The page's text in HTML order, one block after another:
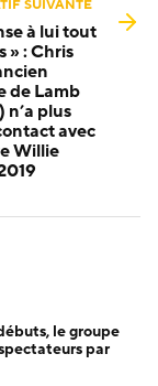
SUIVANTE
à lui tout
» : Chris
de Lamb
n’a plus
avec
Willie
le groupe
par